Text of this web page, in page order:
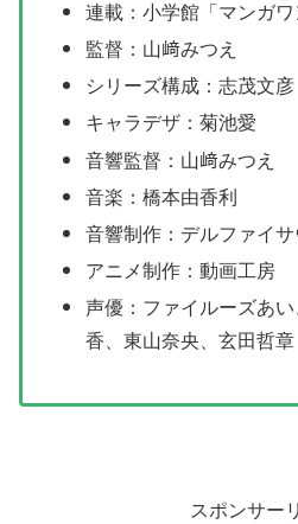
連載：小学館「マンガ
監督：山﨑みつえ
シリーズ構成：志茂文彦
キャラデザ：菊池愛
音響監督：山﨑みつえ
音楽：橋本由香利
音響制作：デルファイ
アニメ制作：動画工房
声優：ファイルーズあ
香、東山奈央、玄田哲章
スポンサー